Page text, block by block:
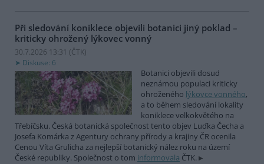
Při sledování koniklece objevili botanici jiný poklad –
kriticky ohrožený lýkovec vonný
30.7.2026 13:31 (ČTK)
Diskuse: 6
Botanici objevili dosud
neznámou populaci kriticky
ohroženého lýkovce vonného,
a to během sledování lokality
koniklece velkokvětého na
Třebíčsku. Česká botanická společnost tento objev Luďka Čecha a
Josefa Komárka z Agentury ochrany přírody a krajiny ČR ocenila
Cenou Víta Grulicha za nejlepší botanický nález roku na území
České republiky. Společnost o tom informovala ČTK.